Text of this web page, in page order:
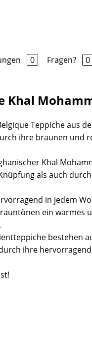
0 Fragen? 0
Khal
Teppiche aus
ihre braunen und
Khal
als auch
in jedem
ein warmes
bestehen
ihre